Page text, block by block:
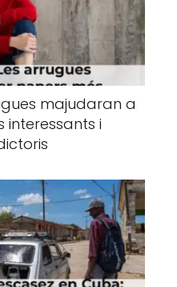
majudaran a
interessants i